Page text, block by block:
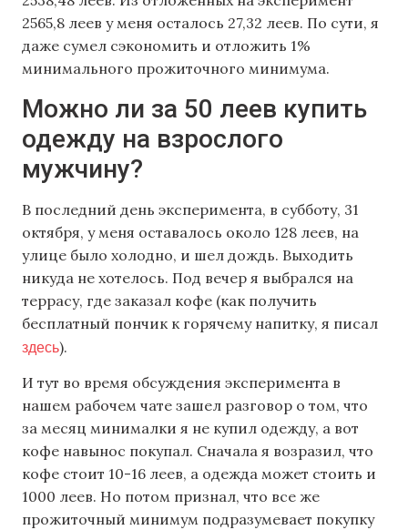
2565,8 леев у меня осталось 27,32 леев. По сути, я
даже сумел сэкономить и отложить 1%
минимального прожиточного минимума.
Можно ли за 50 леев купить
одежду на взрослого
мужчину?
В последний день эксперимента, в субботу, 31
октября, у меня оставалось около 128 леев, на
улице было холодно, и шел дождь. Выходить
никуда не хотелось. Под вечер я выбрался на
террасу, где заказал кофе (как получить
бесплатный пончик к горячему напитку, я писал
здесь).
И тут во время обсуждения эксперимента в
нашем рабочем чате зашел разговор о том, что
за месяц минималки я не купил одежду, а вот
кофе навынос покупал. Сначала я возразил, что
кофе стоит 10-16 леев, а одежда может стоить и
1000 леев. Но потом признал, что все же
прожиточный минимум подразумевает покупку